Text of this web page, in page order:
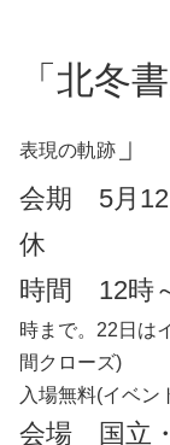
「北冬
表現の軌跡 」
会期 5月12
休
時間 12時
時まで。22日は
間クローズ)
入場無料(イベン
会場 国立